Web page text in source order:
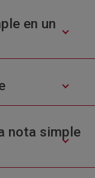
en un
nota simple